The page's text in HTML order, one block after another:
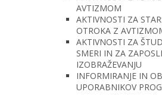
AVTIZMOM
AKTIVNOSTI ZA
OTROKA Z
AKTIVNOSTI ZA
SMERI IN ZA
IZOBRAŽEVANJU
INFORMIRANJE IN
UPORABNIKOV